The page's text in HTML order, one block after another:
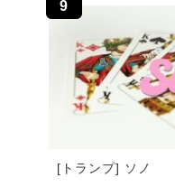
[トランプ] ソノ